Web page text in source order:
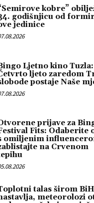
kobre”
godišnjicu od
jedinice
Ljetno kino Tuzla:
ljeto zaredom
postaje Naše
prijave za
Fits: Odaberite
omiljenim
na Crvenom
talas širom
meteorolozi